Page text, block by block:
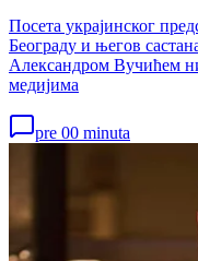
Посета украјинског
Београду и његов
Александром Вучићем
медијима
pre 00 minuta